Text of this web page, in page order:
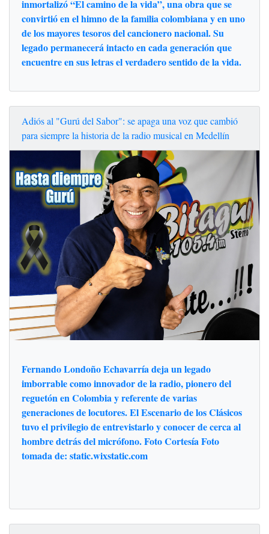
inmortalizó “El camino de la vida”, una obra que se
convirtió en el himno de la familia colombiana y en uno
de los mayores tesoros del cancionero nacional. Su
legado permanecerá intacto en cada generación que
encuentre en sus letras el verdadero sentido de la vida.
Adiós al "Gurú del Sabor": se apaga una voz que cambió
para siempre la historia de la radio musical en Medellín
Fernando Londoño Echavarría deja un legado
imborrable como innovador de la radio, pionero del
reguetón en Colombia y referente de varias
generaciones de locutores. El Escenario de los Clásicos
tuvo el privilegio de entrevistarlo y conocer de cerca al
hombre detrás del micrófono. Foto Cortesía Foto
tomada de: static.wixstatic.com